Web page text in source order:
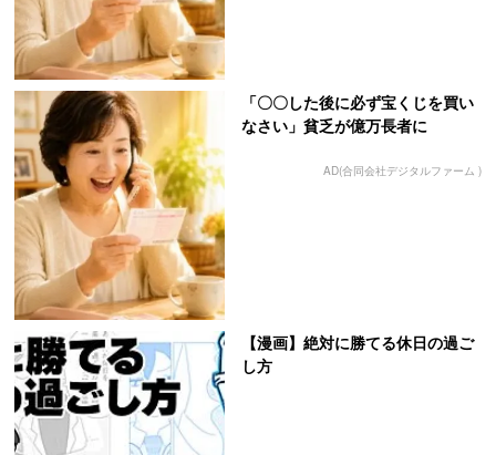
「〇〇した後に必ず宝くじを買い
なさい」貧乏が億万長者に
AD(合同会社デジタルファーム )
【漫画】絶対に勝てる休日の過ご
し方